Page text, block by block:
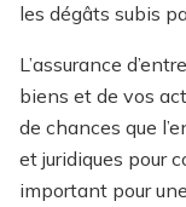
les dégâts subis
L’assurance
biens et de vos
de chances que
et juridiques pour
important pour